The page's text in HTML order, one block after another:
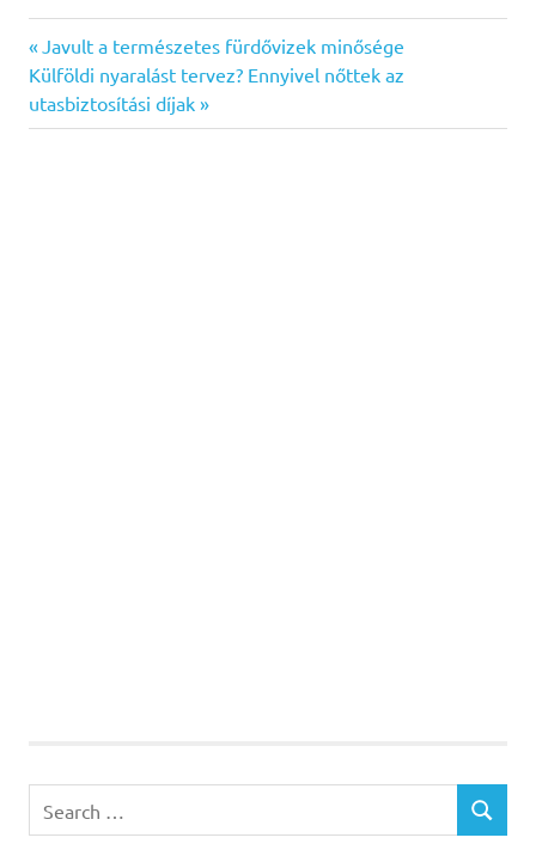
Bejegyzés
navigáció
Previous
Post:
Javult a természetes fürdővizek minősége
Next
Post:
Külföldi nyaralást tervez? Ennyivel nőttek az
utasbiztosítási díjak
for:
SEARCH